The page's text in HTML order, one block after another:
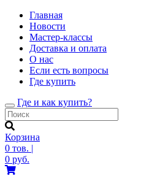
Главная
Новости
Мастер-классы
Доставка и оплата
О нас
Если есть вопросы
Где купить
Toggle
navigation
Где и как купить?
Корзина
0 тов. |
0 руб.